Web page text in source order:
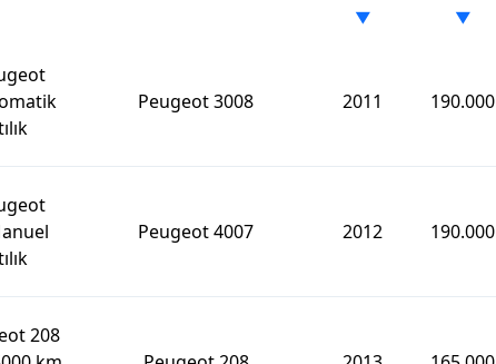
▼ ▼
Peugeot 3008 2011 190.000
Peugeot 4007 2012 190.000
208